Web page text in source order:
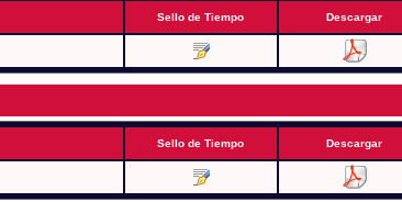
Sello de Tiempo Descargar
Sello de Tiempo Descargar